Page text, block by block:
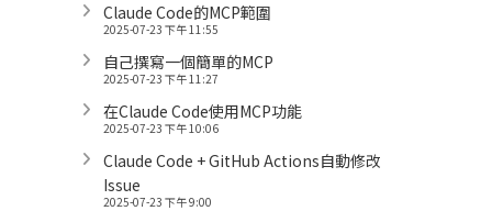
Claude Code的MCP範圍
2025-07-23 下午 11:55
自己撰寫一個簡單的MCP
2025-07-23 下午 11:27
在Claude Code使用MCP功能
2025-07-23 下午 10:06
Claude Code + GitHub Actions自動修改
Issue
2025-07-23 下午 9:00